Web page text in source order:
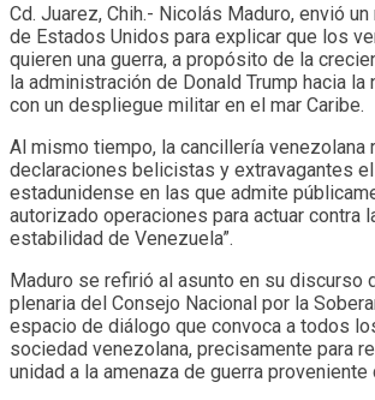
Cd. Juarez, Chih.- Nicolás Maduro, envió
de Estados Unidos para explicar que los
quieren una guerra, a propósito de la
la administración de Donald Trump hacia la
con un despliegue militar en el mar Caribe.
Al mismo tiempo, la cancillería venezolana
declaraciones belicistas y extravagantes
estadunidense en las que admite
autorizado operaciones para actuar contra
estabilidad de Venezuela”.
Maduro se refirió al asunto en su discurso
plenaria del Consejo Nacional por la
espacio de diálogo que convoca a todos
sociedad venezolana, precisamente para
unidad a la amenaza de guerra proveniente